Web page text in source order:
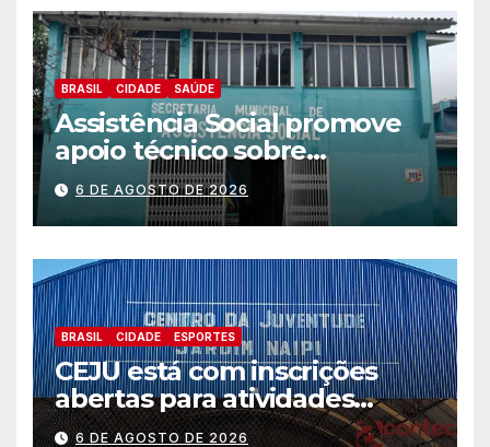
BRASIL CIDADE SAÚDE
Assistência Social promove
apoio técnico sobre
preparação e resposta a
situações de emergência e
calamidade pública
6 DE AGOSTO DE 2026
BRASIL CIDADE ESPORTES
CEJU está com inscrições
abertas para atividades
gratuitas
6 DE AGOSTO DE 2026